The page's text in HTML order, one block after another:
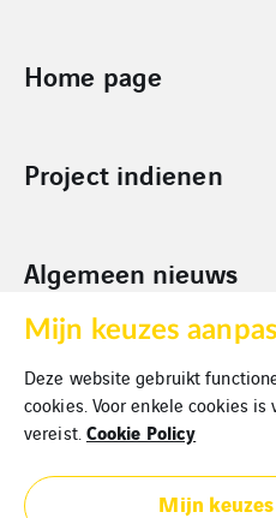
Home page
Project indienen
Algemeen nieuws
Sponsoring
Aanvragen
Mijn keuzes
Deze website gebruikt
cookies. Voor enkele cookies
vereist. Cookie Policy
Mijn